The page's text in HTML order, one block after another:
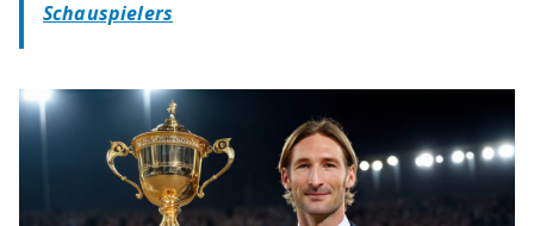
Schauspielers